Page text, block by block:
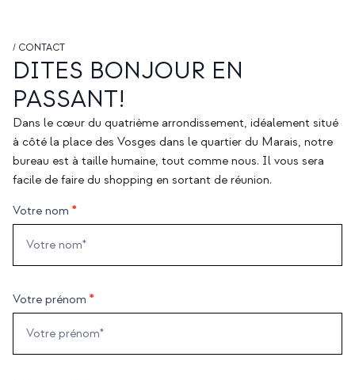
/ CONTACT
DITES BONJOUR EN
PASSANT!
Dans le cœur du quatrième arrondissement, idéalement situé
à côté la place des Vosges dans le quartier du Marais, notre
bureau est à taille humaine, tout comme nous. Il vous sera
facile de faire du shopping en sortant de réunion.
Votre nom *
Votre prénom *